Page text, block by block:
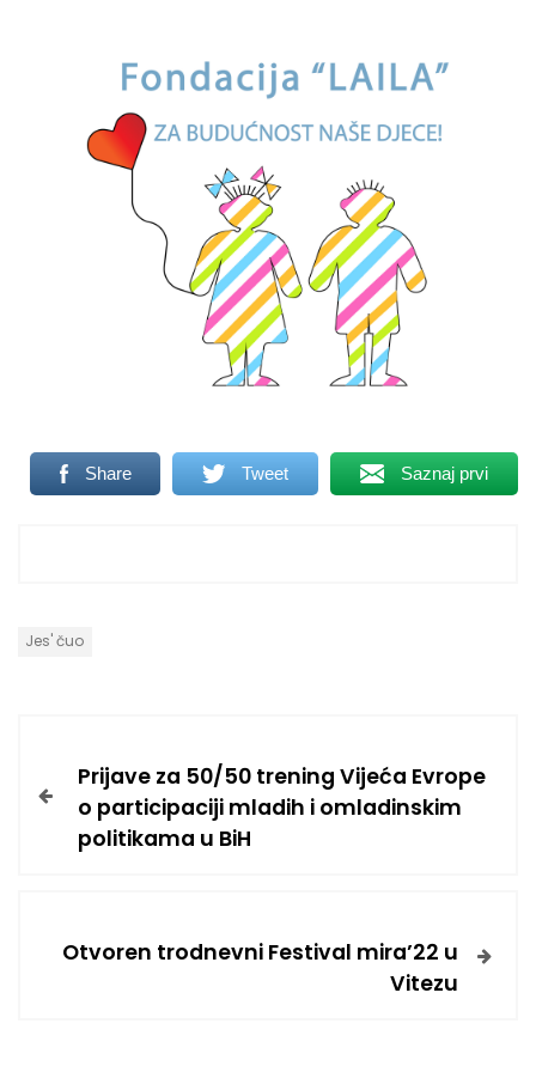
Share Tweet Saznaj prvi
Jes' čuo
Prijave za 50/50 trening Vijeća Evrope
o participaciji mladih i omladinskim
politikama u BiH
Otvoren trodnevni Festival mira’22 u
Vitezu